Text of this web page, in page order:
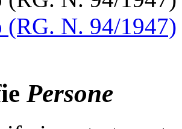
(RG. N. 94/1947)
Persone